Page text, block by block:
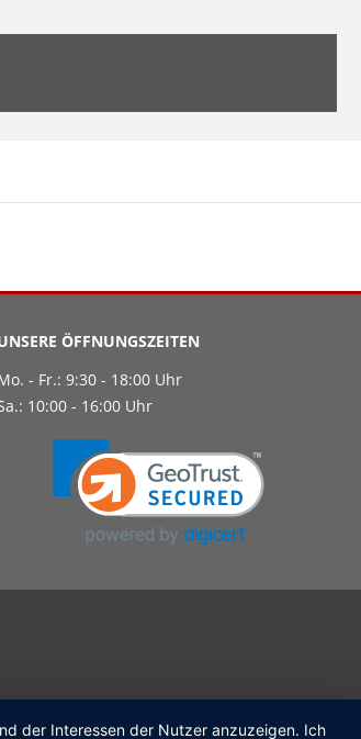
ÖFFNUNGSZEITEN
- Fr.: 9:30 - 18:00 Uhr
10:00 - 16:00 Uhr
der Interessen der Nutzer anzuzeigen. Ich